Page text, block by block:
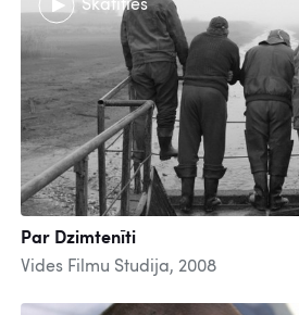
Skatīties
Par Dzimtenīti
Vides Filmu Studija, 2008